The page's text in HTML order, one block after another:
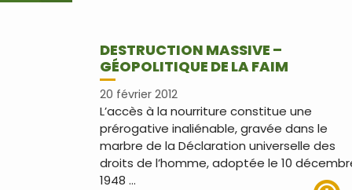
DESTRUCTION MASSIVE –
GÉOPOLITIQUE DE LA FAIM
20 février 2012
L’accès à la nourriture constitue une
prérogative inaliénable, gravée dans le
marbre de la Déclaration universelle des
droits de l’homme, adoptée le 10
1948 …